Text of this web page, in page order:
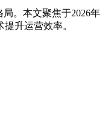
。本文聚焦于2026年
升运营效率。